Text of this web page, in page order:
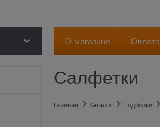
О магазине Оплата
Салфетки
Главная Каталог Подборки